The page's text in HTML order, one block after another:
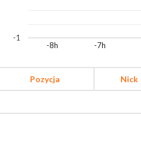
-8h -7h
-1
Pozycja Nick